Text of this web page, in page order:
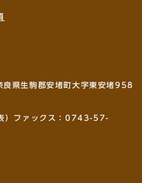
県生駒郡安堵町大字東安堵958
）ファックス：0743-57-